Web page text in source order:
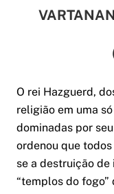
O rei Hazguerd,
religião em uma
dominadas por
ordenou que
se a destruição
“templos do fogo”